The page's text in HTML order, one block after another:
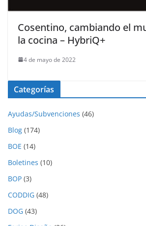
Cosentino, cambiando el
la cocina – HybriQ+
4 de mayo de 2022
Categorías
Ayudas/Subvenciones (46)
Blog (174)
BOE (14)
Boletines (10)
BOP (3)
CODDIG (48)
DOG (43)